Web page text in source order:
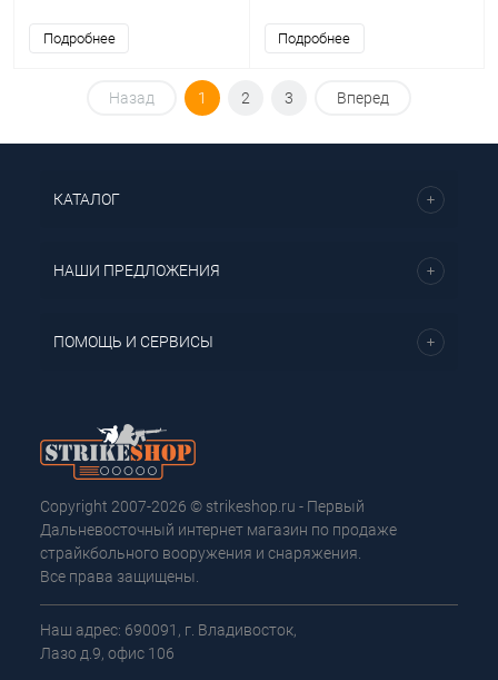
Подробнее Подробнее
Назад 1 2 3 Вперед
КАТАЛОГ
НАШИ ПРЕДЛОЖЕНИЯ
ПОМОЩЬ И СЕРВИСЫ
Copyright 2007-2026 © strikeshop.ru - Первый
Дальневосточный интернет магазин по продаже
страйкбольного вооружения и снаряжения.
Все права защищены.
Наш адрес: 690091, г. Владивосток,
Лазо д.9, офис 106